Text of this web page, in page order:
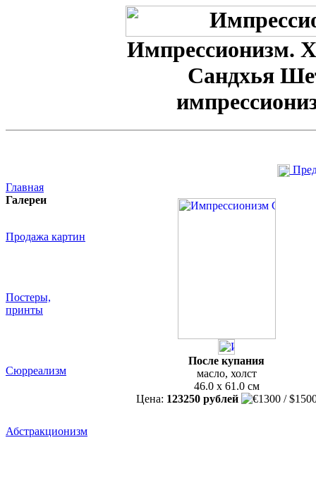
Импрессионизм.
Сандхья
Главная
Галереи
Продажа картин
Постеры,
принты
Сюрреализм
Абстракционизм
После купания
масло, холст
46.0 x 61.0 см
Цена: 123250 рублей